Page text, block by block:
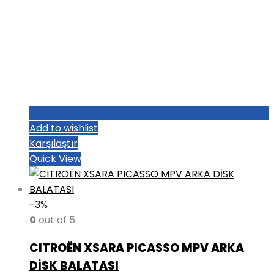
Add to wishlist
Karşılaştır
Quick View
-3%
0 out of 5
CITROËN XSARA PICASSO MPV ARKA
DİSK BALATASI